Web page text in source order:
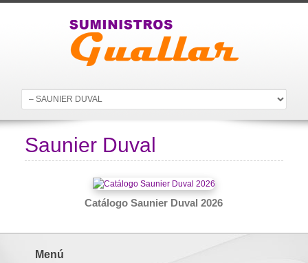
Saunier Duval
Catálogo Saunier Duval 2026
Menú